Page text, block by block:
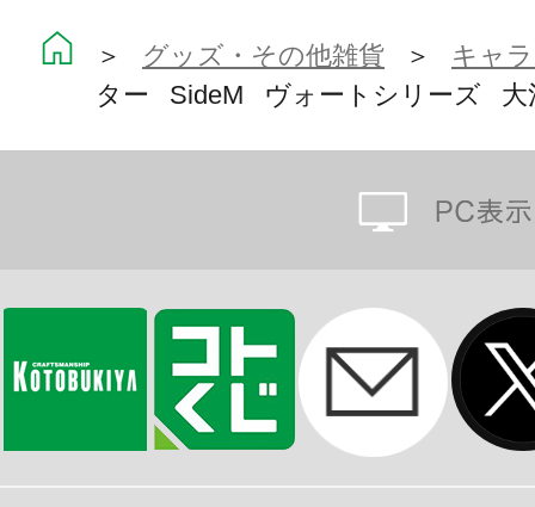
＞ グッズ・その他雑貨 ＞ キャ
ター SideM ヴォートシリーズ 大